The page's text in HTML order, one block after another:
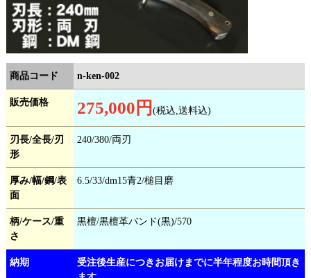
商品コード n-ken-002
販売価格 275,000円 (税込,送料込)
刃長/全長/刃
形
240/380/両刃
厚み/幅/鋼/表
面
6.5/33/dm15青2/槌目磨
柄/ケース/重
さ
黒檀/黒檀革バンド(黒)/570
納期
受注後生産につきお届けまでに半年程度お時間頂き